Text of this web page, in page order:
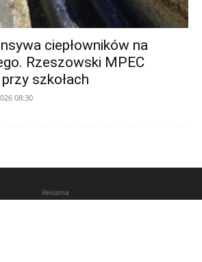
ciepłowników na
Rzeszowski MPEC
szkołach
08:30
Reklama